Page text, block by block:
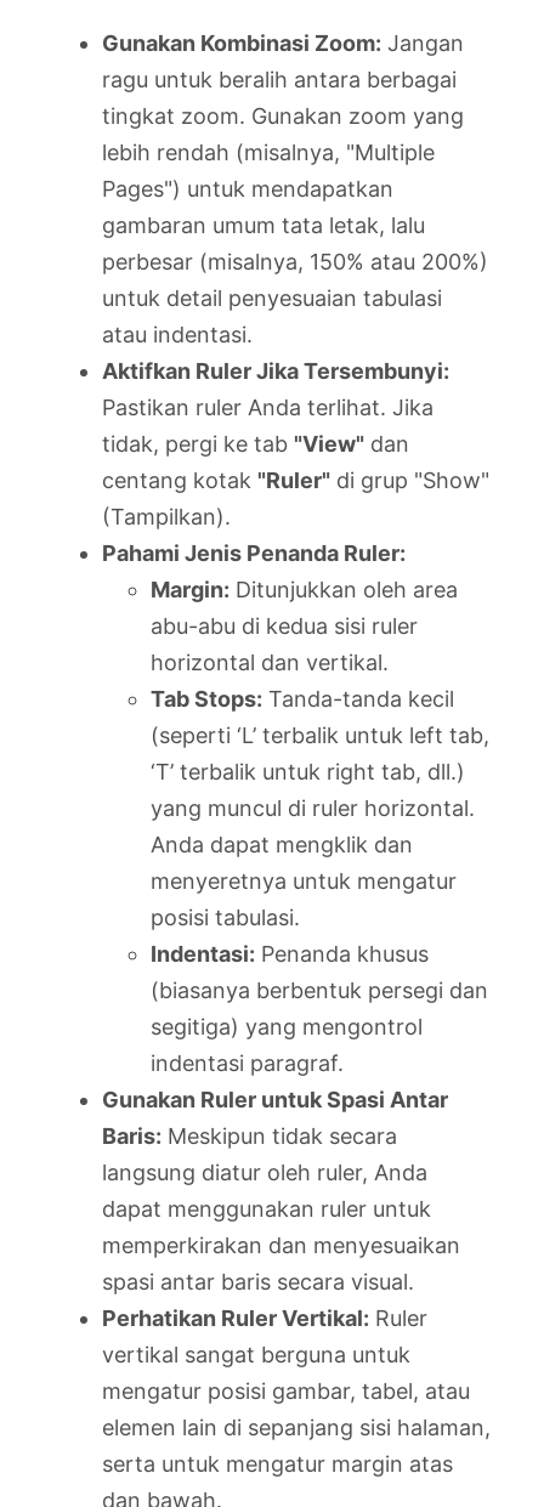
Gunakan Kombinasi Zoom: Jangan
ragu untuk beralih antara berbagai
tingkat zoom. Gunakan zoom yang
lebih rendah (misalnya, "Multiple
Pages") untuk mendapatkan
gambaran umum tata letak, lalu
perbesar (misalnya, 150% atau 200%)
untuk detail penyesuaian tabulasi
atau indentasi.
Aktifkan Ruler Jika Tersembunyi:
Pastikan ruler Anda terlihat. Jika
tidak, pergi ke tab "View" dan
centang kotak "Ruler" di grup "Show"
(Tampilkan).
Pahami Jenis Penanda Ruler:
Margin: Ditunjukkan oleh area
abu-abu di kedua sisi ruler
horizontal dan vertikal.
Tab Stops: Tanda-tanda kecil
(seperti ‘L’ terbalik untuk left tab,
‘T’ terbalik untuk right tab, dll.)
yang muncul di ruler horizontal.
Anda dapat mengklik dan
menyeretnya untuk mengatur
posisi tabulasi.
Indentasi: Penanda khusus
(biasanya berbentuk persegi dan
segitiga) yang mengontrol
indentasi paragraf.
Gunakan Ruler untuk Spasi Antar
Baris: Meskipun tidak secara
langsung diatur oleh ruler, Anda
dapat menggunakan ruler untuk
memperkirakan dan menyesuaikan
spasi antar baris secara visual.
Perhatikan Ruler Vertikal: Ruler
vertikal sangat berguna untuk
mengatur posisi gambar, tabel, atau
elemen lain di sepanjang sisi halaman,
serta untuk mengatur margin atas
dan bawah.